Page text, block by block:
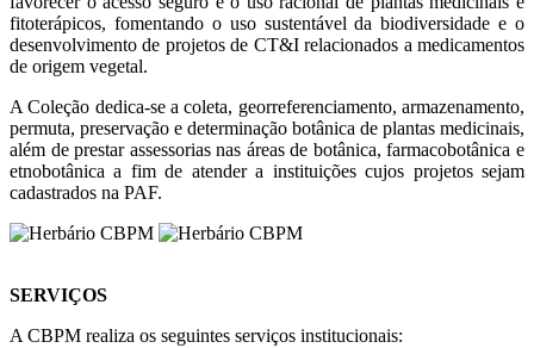
fitoterápicos, fomentando o uso sustentável da biodiversidade e o
desenvolvimento de projetos de CT&I relacionados a medicamentos
de origem vegetal.
A Coleção dedica-se a coleta, georreferenciamento, armazenamento,
permuta, preservação e determinação botânica de plantas medicinais,
além de prestar assessorias nas áreas de botânica, farmacobotânica e
etnobotânica a fim de atender a instituições cujos projetos sejam
cadastrados na PAF.
SERVIÇOS
A CBPM realiza os seguintes serviços institucionais: